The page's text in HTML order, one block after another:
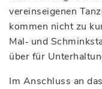
vereinseigenen
kommen nicht zu
Mal‑ und
über für
Im Anschluss an